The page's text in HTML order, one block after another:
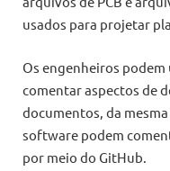
usados ​​para projetar
Os engenheiros podem
comentar aspectos de
documentos, da
software podem
por meio do GitHub.